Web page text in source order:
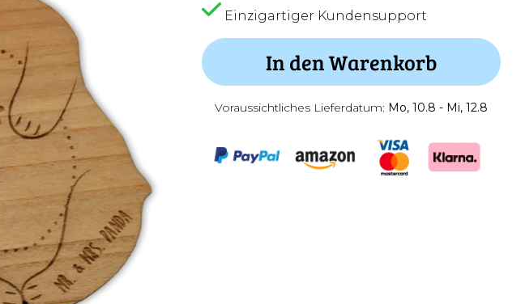
Einzigartiger Kundensupport
In den Warenkorb
Voraussichtliches Lieferdatum: Mo, 10.8 - Mi, 12.8